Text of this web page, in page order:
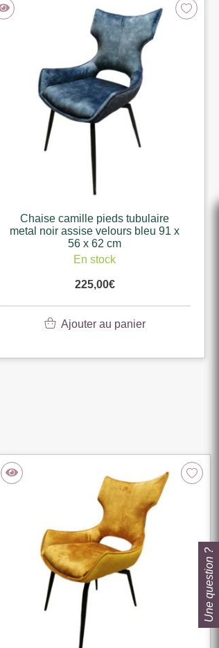
Chaise camille pieds tubulaire
metal noir assise velours bleu 91 x
56 x 62 cm
En stock
225,00€
Ajouter au panier
Une question ?